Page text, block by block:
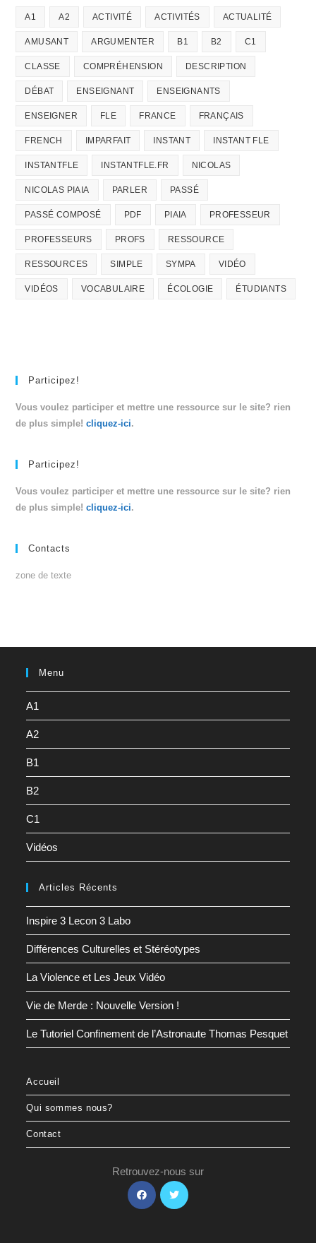
A1 A2 ACTIVITÉ ACTIVITÉS ACTUALITÉ
AMUSANT ARGUMENTER B1 B2 C1
CLASSE COMPRÉHENSION DESCRIPTION
DÉBAT ENSEIGNANT ENSEIGNANTS
ENSEIGNER FLE FRANCE FRANÇAIS
FRENCH IMPARFAIT INSTANT INSTANT FLE
INSTANTFLE INSTANTFLE.FR NICOLAS
NICOLAS PIAIA PARLER PASSÉ
PASSÉ COMPOSÉ PDF PIAIA PROFESSEUR
PROFESSEURS PROFS RESSOURCE
RESSOURCES SIMPLE SYMPA VIDÉO
VIDÉOS VOCABULAIRE ÉCOLOGIE ÉTUDIANTS
Participez!
Vous voulez participer et mettre une ressource sur le site? rien
de plus simple!cliquez-ici.
Participez!
Vous voulez participer et mettre une ressource sur le site? rien
de plus simple!cliquez-ici.
Contacts
zone de texte
Menu
A1
A2
B1
B2
C1
Vidéos
Articles Récents
Inspire 3 Lecon 3 Labo
Différences Culturelles et Stéréotypes
La Violence et Les Jeux Vidéo
Vie de Merde : Nouvelle Version !
Le Tutoriel Confinement de l’Astronaute Thomas Pesquet
Accueil
Qui sommes nous?
Contact
Retrouvez-nous sur
S’ouvre
dans
S’ouvre